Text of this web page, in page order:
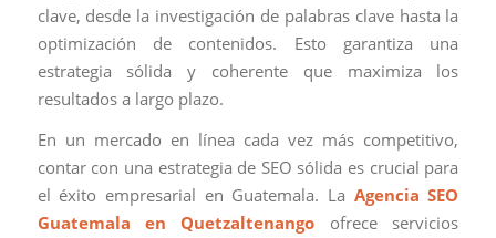
clave, desde la investigación de palabras clave hasta la
optimización de contenidos. Esto garantiza una
estrategia sólida y coherente que maximiza los
resultados a largo plazo.
En un mercado en línea cada vez más competitivo,
contar con una estrategia de SEO sólida es crucial para
el éxito empresarial en Guatemala. La Agencia SEO
Guatemala en Quetzaltenango ofrece servicios